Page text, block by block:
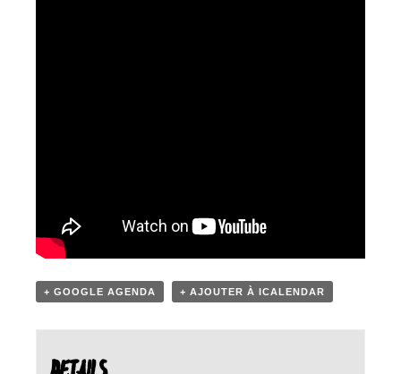
+ GOOGLE AGENDA + AJOUTER À ICALENDAR